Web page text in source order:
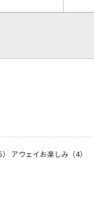
アウェイお楽しみ（4）